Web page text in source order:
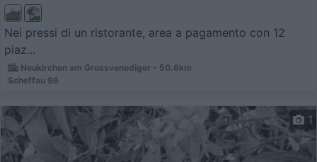
Nei pressi di un ristorante, area a pagamento con 12
piaz...
Neukirchen am Grossvenediger - 50.6km
Scheffau 96
1